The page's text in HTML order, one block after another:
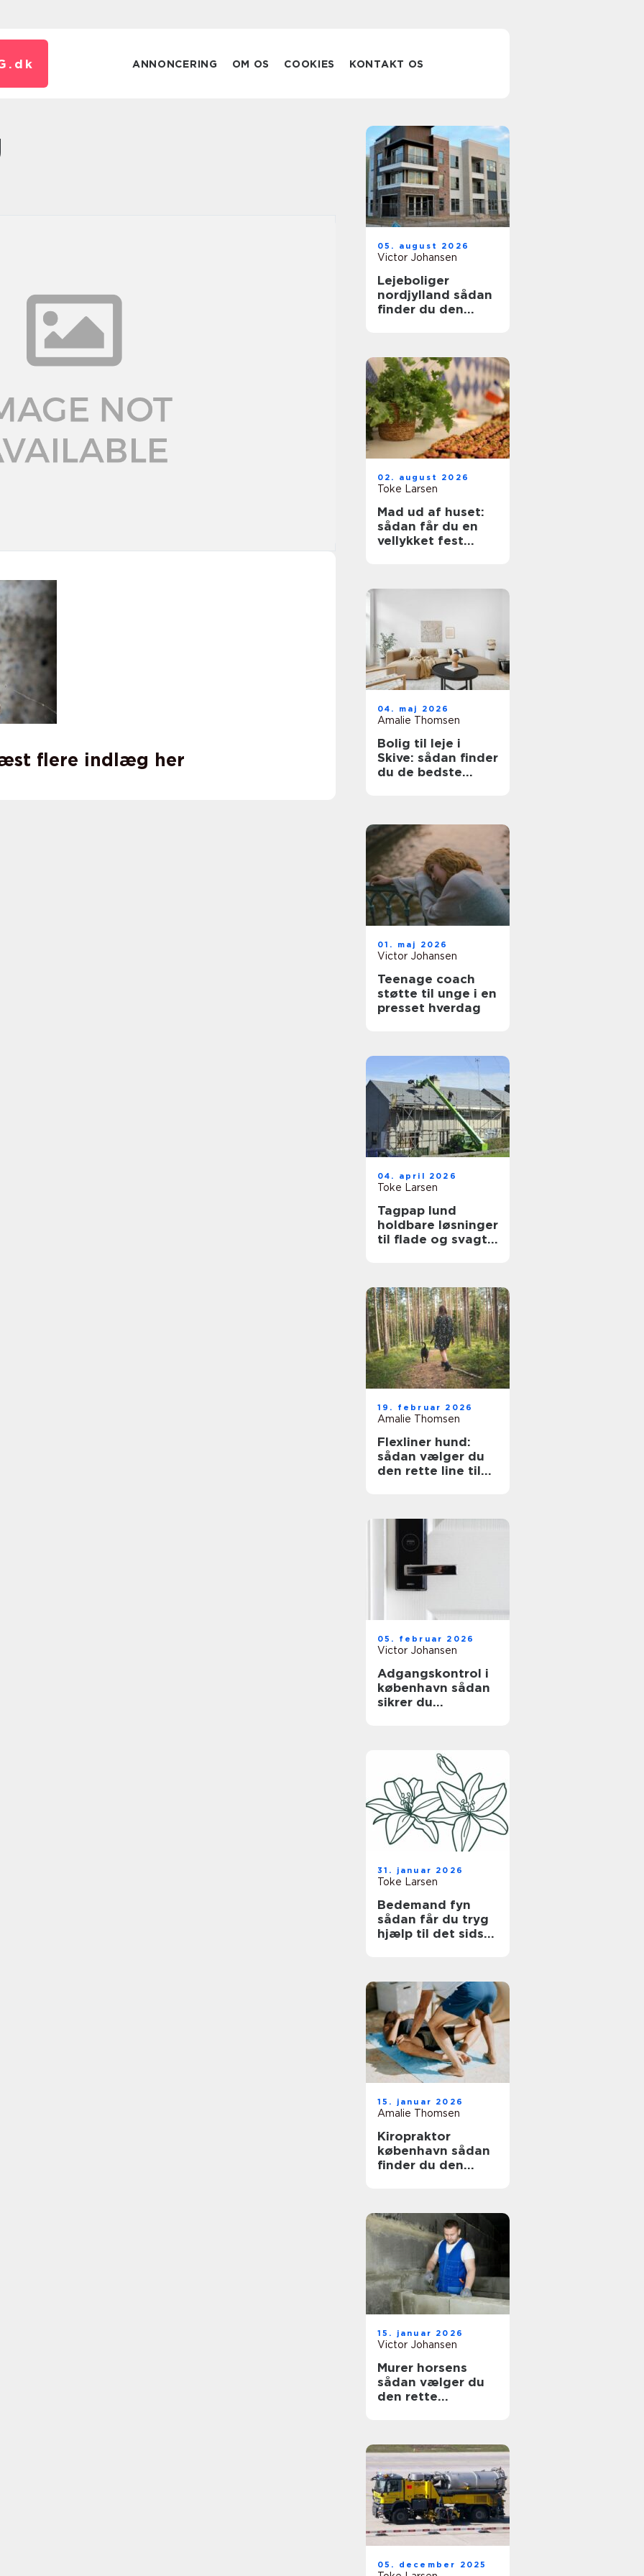
dk ANNONCERING OM OS COOKIES KONTAKT OS
flere indlæg her
05. august 2026
Victor Johansen
Lejeboliger
nordjylland sådan
finder du den
02. august 2026
Toke Larsen
Mad ud af huset:
sådan får du en
vellykket fest
04. maj 2026
Amalie Thomsen
Bolig til leje i
Skive: sådan finder
du de bedste
01. maj 2026
Victor Johansen
Teenage coach
støtte til unge i en
presset hverdag
04. april 2026
Toke Larsen
Tagpap lund
holdbare løsninger
til flade og svagt
19. februar 2026
Amalie Thomsen
Flexliner hund:
sådan vælger du
den rette line til
05. februar 2026
Victor Johansen
Adgangskontrol i
københavn sådan
sikrer du
31. januar 2026
Toke Larsen
Bedemand fyn
sådan får du tryg
hjælp til det sidste
15. januar 2026
Amalie Thomsen
Kiropraktor
københavn sådan
finder du den
15. januar 2026
Victor Johansen
Murer horsens
sådan vælger du
den rette
05. december 2025